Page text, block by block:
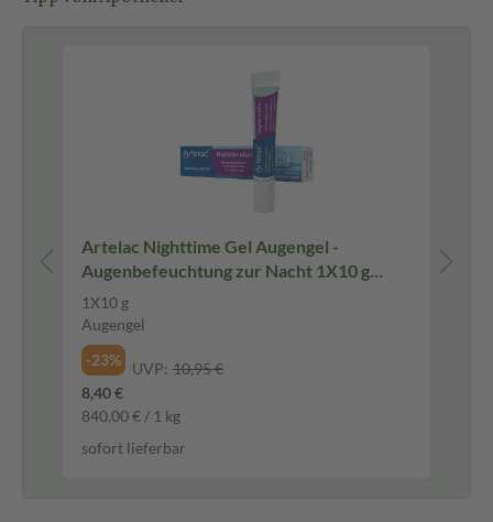
Artelac Nighttime Gel Augengel -
Augenbefeuchtung zur Nacht 1X10 g
Augengel
1X10 g
Augengel
-23%
UVP: 10,95 €
8,40 €
840,00 € / 1 kg
sofort lieferbar